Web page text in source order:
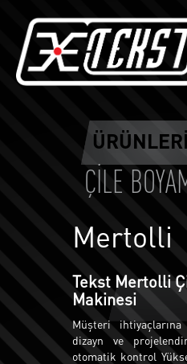
ÇİLE
Mertolli
Tekst Mertolli
Makinesi
Müşteri
dizayn ve
otomatik kontrol